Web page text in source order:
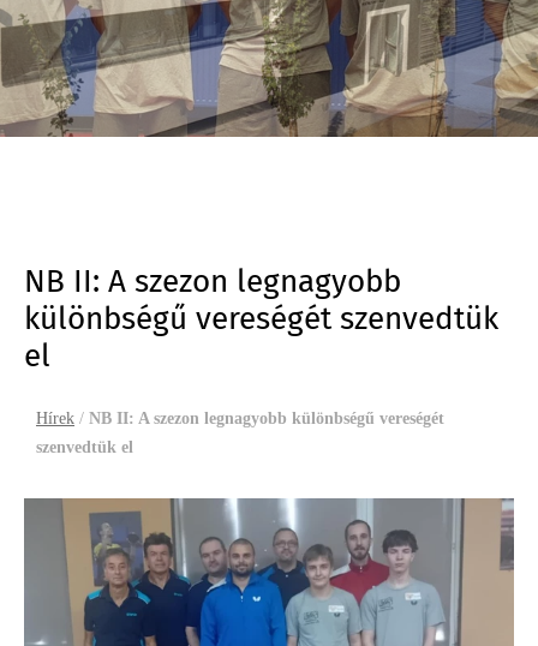
NB II: A szezon legnagyobb
különbségű vereségét szenvedtük
el
Hírek / NB II: A szezon legnagyobb különbségű vereségét
szenvedtük el